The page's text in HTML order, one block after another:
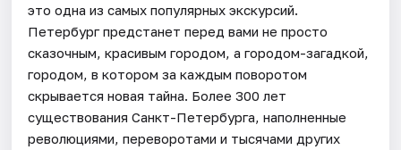
это одна из самых популярных экскурсий.
Петербург предстанет перед вами не просто
сказочным, красивым городом, а городом-загадкой,
городом, в котором за каждым поворотом
скрывается новая тайна. Более 300 лет
существования Санкт-Петербурга, наполненные
революциями, переворотами и тысячами других